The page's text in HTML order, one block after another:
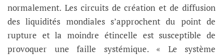
normalement. Les circuits de création et de diffusion
des liquidités mondiales s’approchent du point de
rupture et la moindre étincelle est susceptible de
provoquer une faille systémique. « Le système